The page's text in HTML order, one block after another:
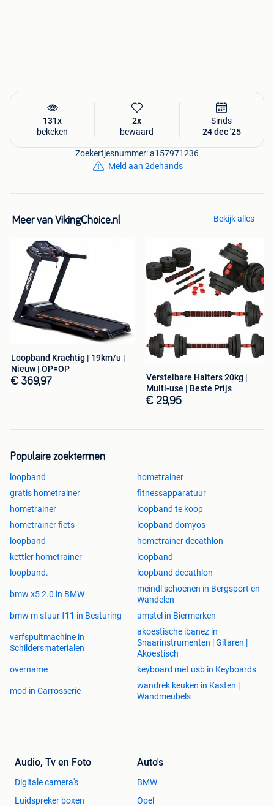
131x
bekeken
2x
bewaard
Sinds
24 dec '25
Zoekertjesnummer: a157971236
Meld aan 2dehands
Meer van VikingChoice.nl Bekijk alles
Loopband Krachtig | 19km/u |
Nieuw | OP=OP
€ 369,97
Verstelbare Halters 20kg |
Multi-use | Beste Prijs
€ 29,95
Populaire zoektermen
loopband
hometrainer
gratis hometrainer
fitnessapparatuur
hometrainer
loopband te koop
hometrainer fiets
loopband domyos
loopband
hometrainer decathlon
kettler hometrainer
loopband
loopband.
loopband decathlon
bmw x5 2.0 in BMW
meindl schoenen in Bergsport en
Wandelen
bmw m stuur f11 in Besturing
amstel in Biermerken
verfspuitmachine in
Schildersmaterialen
akoestische ibanez in
Snaarinstrumenten | Gitaren |
Akoestisch
overname
keyboard met usb in Keyboards
mod in Carrosserie
wandrek keuken in Kasten |
Wandmeubels
Audio, Tv en Foto
Digitale camera's
Luidspreker boxen
Auto's
BMW
Opel